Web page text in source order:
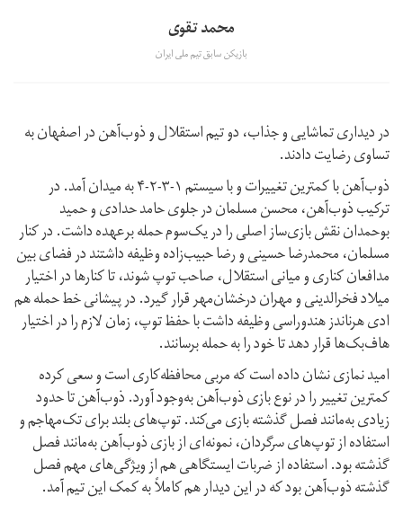
محمد تقوی
بازیکن سابق تیم ملی ایران
در دیداری تماشایی و جذاب، دو تیم استقلال و ذوب‌آهن در اصفهان به
تساوی رضایت دادند.
ذوب‌آهن با کمترین تغییرات و با سیستم ۱-۳-۲-۴ به میدان آمد. در
ترکیب ذوب‌آهن، محسن مسلمان در جلوی حامد حدادی و حمید
بوحمدان نقش بازی‌ساز اصلی را در یک‌سوم حمله برعهده داشت. در کنار
مسلمان، محمدرضا حسینی و رضا حبیب‌زاده وظیفه داشتند در فضای بین
مدافعان کناری و میانی استقلال، صاحب توپ شوند، تا کنارها در اختیار
میلاد فخرالدینی و مهران درخشان‌مهر قرار گیرد. در پیشانی خط حمله هم
ادی هرناندز هندوراسی وظیفه داشت با حفظ توپ، زمان لازم را در اختیار
هاف‌بک‌ها قرار دهد تا خود را به حمله برسانند.
امید نمازی نشان داده است که مربی محافظه‌کاری است و سعی کرده
کمترین تغییر را در نوع بازی ذوب‌آهن به‌وجود آورد. ذوب‌آهن تا حدود
زیادی به‌مانند فصل گذشته بازی می‌کند. توپ‌های بلند برای تک‌مهاجم و
استفاده از توپ‌های سرگردان، نمونه‌ای از بازی ذوب‌آهن به‌مانند فصل
گذشته بود. استفاده از ضربات ایستگاهی هم از ویژگی‌های مهم فصل
گذشته ذوب‌آهن بود که در این دیدار هم کاملاً به کمک این تیم آمد.